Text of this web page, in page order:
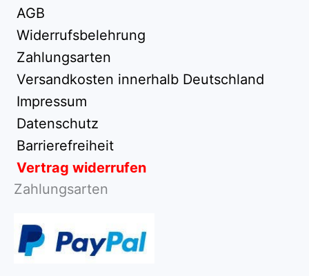
AGB
Widerrufsbelehrung
Zahlungsarten
Versandkosten innerhalb Deutschland
Impressum
Datenschutz
Barrierefreiheit
Vertrag widerrufen
Zahlungsarten